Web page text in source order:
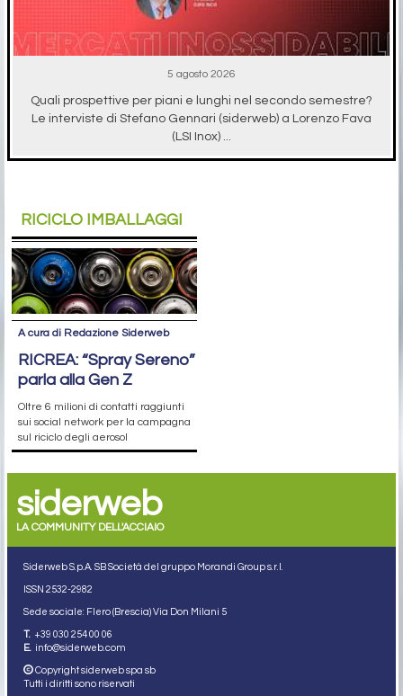
5 agosto 2026
Quali prospettive per piani e lunghi nel secondo semestre?
Le interviste di Stefano Gennari (siderweb) a Lorenzo Fava
(LSI Inox) ...
RICICLO IMBALLAGGI
A cura di Redazione Siderweb
RICREA: “Spray Sereno”
parla alla Gen Z
Oltre 6 milioni di contatti raggiunti
sui social network per la campagna
sul riciclo degli aerosol
siderweb
LA COMMUNITY DELL'ACCIAIO
Siderweb S.p.A. SB Società del gruppo Morandi Group s.r.l.
ISSN 2532-2982
Sede sociale: Flero (Brescia) Via Don Milani 5
T. +39 030 254 00 06
E. info@siderweb.com
Copyright siderweb spa sb
Tutti i diritti sono riservati